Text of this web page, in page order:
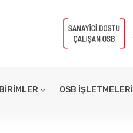
BİRİMLER OSB İŞLETMELERİ